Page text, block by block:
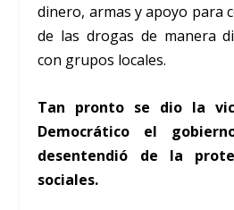
dinero, armas y apoyo para
de las drogas de manera
con grupos locales.
Tan pronto se dio la
Democrático el
desentendió de la
sociales.